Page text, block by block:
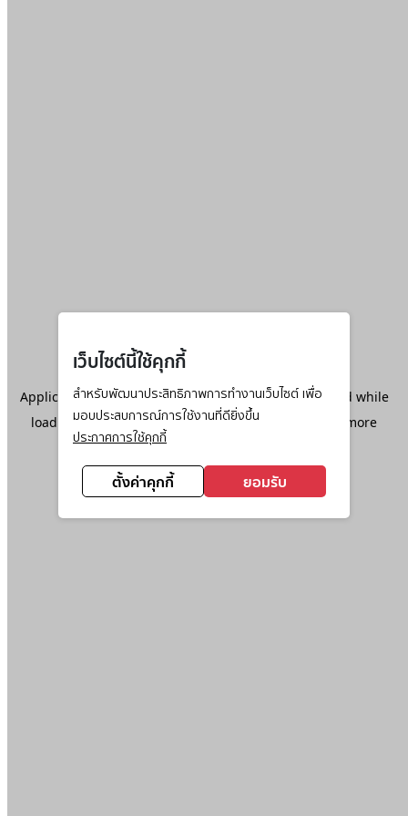
เว็บไซต์นี้ใช้คุกกี้
สำหรับพัฒนาประสิทธิภาพการทำงานเว็บไซต์ เพื่อ
มอบประสบการณ์การใช้งานที่ดียิ่งขึ้น
ประกาศการใช้คุกกี้
ตั้งค่าคุกกี้ ยอมรับ
Application error: aclient-side exception has occurred while
loadingwww.ktc.co.th(see the browser console
for more
information).